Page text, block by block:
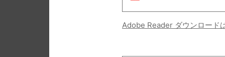
Adobe Reader ダウンロード